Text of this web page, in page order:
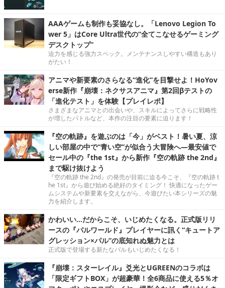
AAAゲームも制作も妥協なし。「Lenovo Legion To
wer 5」はCore Ultra世代の“全てこなせるゲーミング
デスクトップ”
迫力を感じる強力スペック。メンテナンスしやすい構造もあり
がたい！
アニマや新要素のさらなる“進化”を目撃せよ！HoYov
erse新作『崩壊：ネクサスアニマ』第2回βテストの
「進化テスト」を体験【プレイレポ】
さまざまなアニマとの出会いや、スキルによってさらに戦略性
が増したバトルなど、本作の注目の要素に迫ります！
『空の軌跡』を遊ぶのは「今」がベスト！暑い夏、涼
しい部屋の中で“青い空”が似合う大冒険へ―最安値で
セール中の『the 1st』から新作『空の軌跡 the 2nd』
まで駆け抜けよう
『空の軌跡 the 2nd』の発売が目前に迫る今こそ、『空の軌跡 t
he 1st』から遊び始める絶好のタイミング！ 快適になったゲー
ムシステムや新要素を交えながら、今遊びたい本シリーズの魅
力を紹介します。
かわいい…だからこそ、いじめたくなる。正式版リリ
ースの『パルワールド』プレイヤーに訊く“キュートア
グレッション×パル”の底知れぬ魅力とは
正式版で登場する新たなパルもいじめたくなる！
『崩壊：スターレイル』爻光とUGREENのコラボは
「限定ギフトBOX」が超豪華！全6商品に使える5％オ